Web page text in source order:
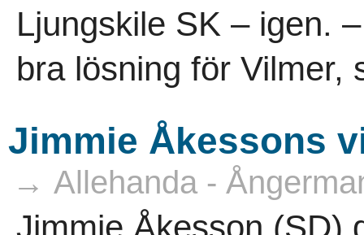
Ljungskile SK – igen.
bra lösning för Vilmer,
Jimmie Åkessons
→ Allehanda -
Jimmie Åkesson (SD)